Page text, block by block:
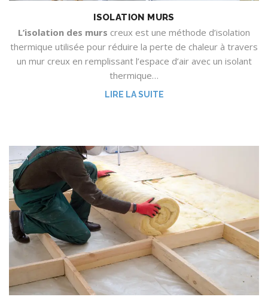
ISOLATION MURS
L’isolation des murs creux est une méthode d’isolation
thermique utilisée pour réduire la perte de chaleur à travers
un mur creux en remplissant l’espace d’air avec un isolant
thermique…
LIRE LA SUITE